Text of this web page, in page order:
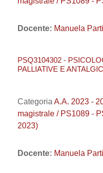
Docente: Manuela
PSQ3104302 -
PALLIATIVE E
Categoria A.A. 2023 -
magistrale / PS1089 -
2023)
Docente: Manuela